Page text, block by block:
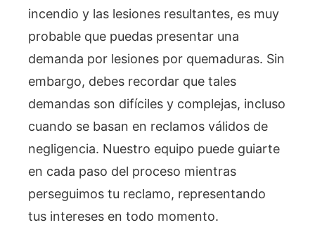
incendio y las lesiones resultantes, es muy
probable que puedas presentar una
demanda por lesiones por quemaduras. Sin
embargo, debes recordar que tales
demandas son difíciles y complejas, incluso
cuando se basan en reclamos válidos de
negligencia. Nuestro equipo puede guiarte
en cada paso del proceso mientras
perseguimos tu reclamo, representando
tus intereses en todo momento.